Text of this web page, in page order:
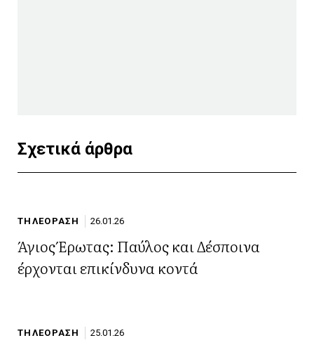
Σχετικά άρθρα
ΤΗΛΕΟΡΑΣΗ 26.01.26
Άγιος Έρωτας: Παύλος και Δέσποινα
έρχονται επικίνδυνα κοντά
ΤΗΛΕΟΡΑΣΗ 25.01.26